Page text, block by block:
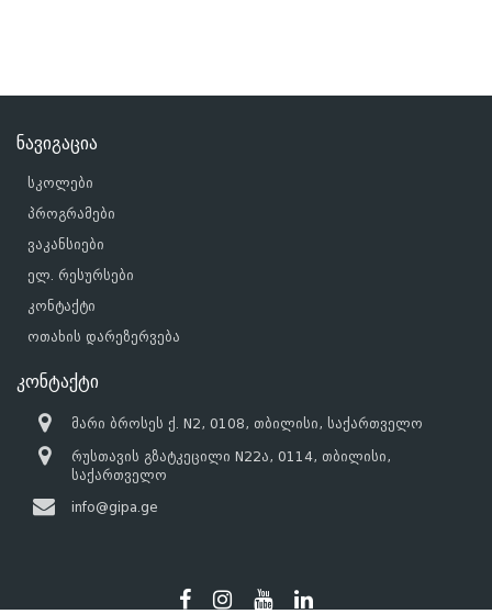
ნავიგაცია
სკოლები
პროგრამები
ვაკანსიები
ელ. რესურსები
კონტაქტი
ოთახის დარეზერვება
კონტაქტი
მარი ბროსეს ქ. N2, 0108, თბილისი, საქართველო
რუსთავის გზატკეცილი N22ა, 0114, თბილისი,
საქართველო
info@gipa.ge